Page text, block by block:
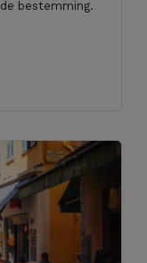
bestemming.